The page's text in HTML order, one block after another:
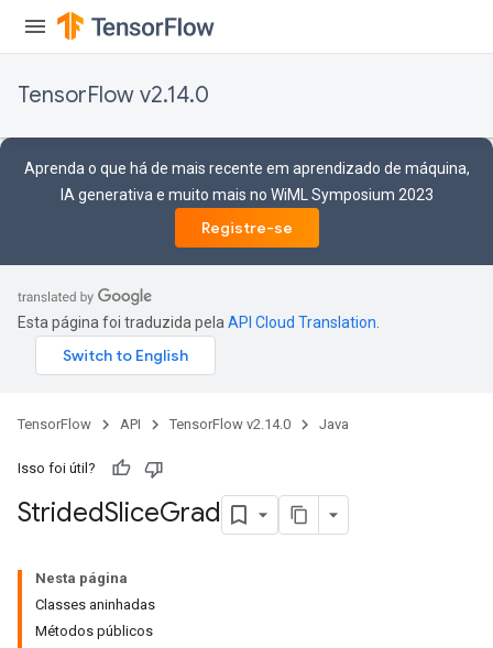
TensorFlow v2.14.0
Aprenda o que há de mais recente em aprendizado de máquina,
IA generativa e muito mais no WiML Symposium 2023
Registre-se
Esta página foi traduzida pela API Cloud Translation
TensorFlow API TensorFlow v2.14.0 Java
Isso foi útil?
StridedSliceGrad
Nesta página
Classes aninhadas
Métodos públicos